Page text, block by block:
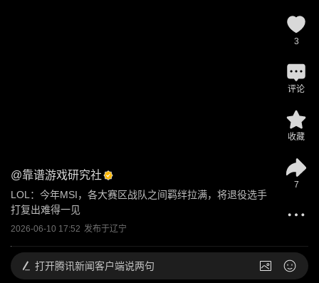
@靠谱游戏研究社
LOL：今年MSI，各大赛区战队之间羁绊拉满，将退役选手
打复出难得一见
2026-06-10 17:52 发布于辽宁
3
评论
收藏
7
打开腾讯新闻客户端说两句